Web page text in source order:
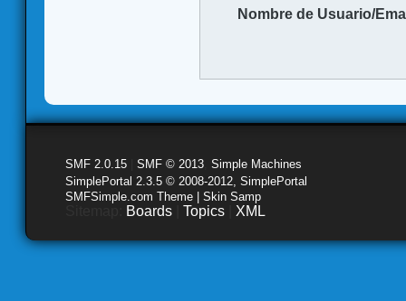
Nombre de Usuario/
SMF 2.0.15 SMF © 2013 Simple Machines
SimplePortal 2.3.5 © 2008-2012, SimplePortal
SMFSimple.com Theme | Skin Samp
Boards Topics XML